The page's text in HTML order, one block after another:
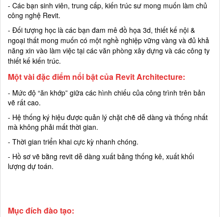
- Các bạn sinh viên, trung cấp, kiến trúc sư mong muốn làm chủ
công nghệ Revit.
- Đối tượng học là các bạn đam mê đồ họa 3d, thiết kế nội &
ngoại thất mong muốn có một nghề nghiệp vững vàng và đủ khả
năng xin vào làm việc tại các văn phòng xây dựng và các công ty
thiết kế kiến trúc.
Một vài đặc điểm nổi bật của Revit Architecture:
- Mức độ “ăn khớp” giữa các hình chiếu của công trình trên bản
vẽ rất cao.
- Hệ thống ký hiệu được quản lý chặt chẽ dễ dàng và thống nhất
mà không phải mất thời gian.
- Thời gian triển khai cực kỳ nhanh chóng.
- Hồ sơ vẽ bằng revit dễ dàng xuất bảng thống kê, xuất khối
lượng dự toán.
Mục đích đào tạo: